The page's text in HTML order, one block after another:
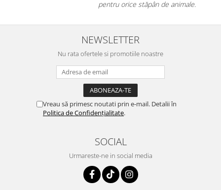
pentru orice stăpân de animale.
NEWSLETTER
Nu rata ofertele si promotiile noastre
Vreau să primesc noutati prin e-mail. Detalii în
Politica de Confidențialitate.
SOCIAL
Urmareste-ne in social media